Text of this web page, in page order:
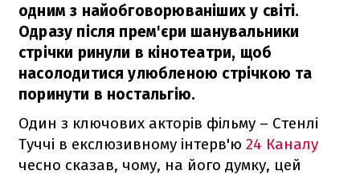
одним з найобговорюваніших у світі.
Одразу після прем'єри шанувальники
стрічки ринули в кінотеатри, щоб
насолодитися улюбленою стрічкою та
поринути в ностальгію.
Один з ключових акторів фільму – Стенлі
Туччі в екслюзивному інтерв'ю 24 Каналу
чесно сказав, чому, на його думку, цей